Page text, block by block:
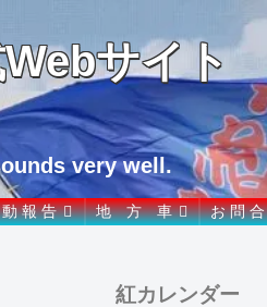
サイト
very well.
報 告 地 方 車 お 問
紅カレンダー